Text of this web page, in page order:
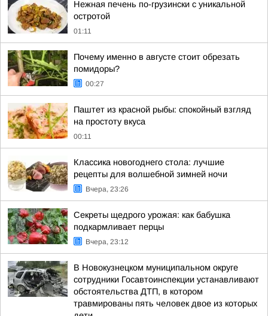
Нежная печень по-грузински с уникальной
остротой
01:11
Почему именно в августе стоит обрезать
помидоры?
00:27
Паштет из красной рыбы: спокойный взгляд
на простоту вкуса
00:11
Классика новогоднего стола: лучшие
рецепты для волшебной зимней ночи
Вчера, 23:26
Секреты щедрого урожая: как бабушка
подкармливает перцы
Вчера, 23:12
В Новокузнецком муниципальном округе
сотрудники Госавтоинспекции устанавливают
обстоятельства ДТП, в котором
травмированы пять человек двое из которых